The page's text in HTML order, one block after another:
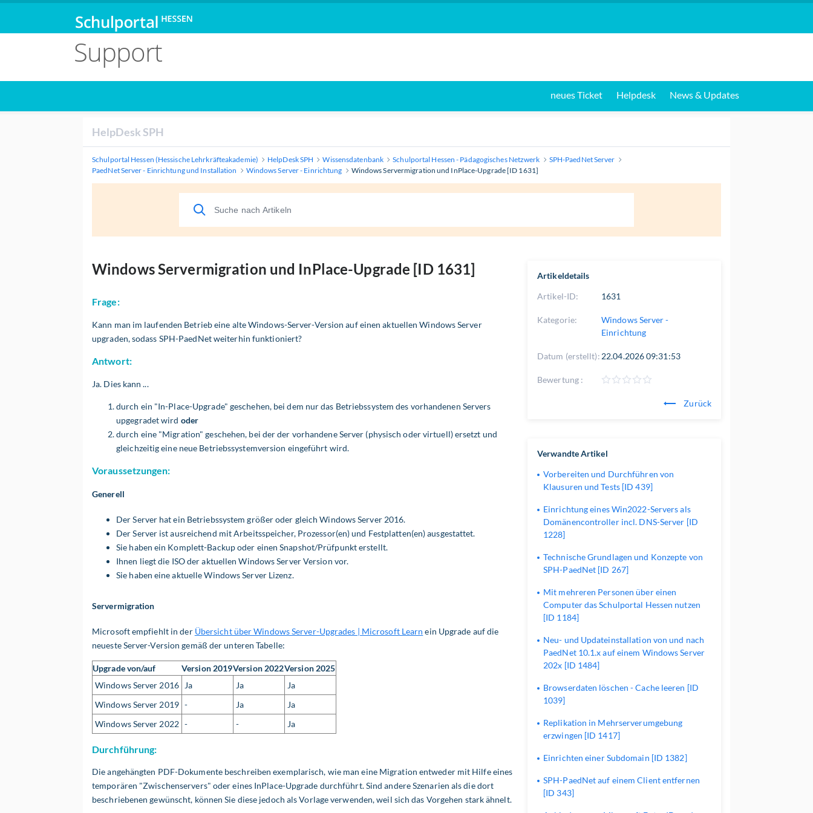
Support
neues Ticket Helpdesk News & Updates
HelpDesk SPH
Schulportal Hessen (Hessische Lehrkräfteakademie) HelpDesk SPH Wissensdatenbank Schulportal Hessen - Pädagogisches Netzwerk
SPH-PaedNet Server
PaedNet Server - Einrichtung und Installation
Windows Server - Einrichtung Windows Servermigration und InPlace-Upgrade [ID 1631]
Windows Servermigration und InPlace-Upgrade [ID 1631]
Frage:
Kann man im laufenden Betrieb eine alte Windows-Server-Version auf einen aktuellen Windows Server
upgraden, sodass SPH-PaedNet weiterhin funktioniert?
Antwort:
Ja. Dies kann ...
durch ein "In-Place-Upgrade" geschehen, bei dem nur das Betriebssystem des vorhandenen Servers
upgegradet wird oder
durch eine "Migration" geschehen, bei der der vorhandene Server (physisch oder virtuell) ersetzt und
gleichzeitig eine neue Betriebssystemversion eingeführt wird.
Voraussetzungen:
Generell
Der Server hat ein Betriebssystem größer oder gleich Windows Server 2016.
Der Server ist ausreichend mit Arbeitsspeicher, Prozessor(en) und Festplatten(en) ausgestattet.
Sie haben ein Komplett-Backup oder einen Snapshot/Prüfpunkt erstellt.
Ihnen liegt die ISO der aktuellen Windows Server Version vor.
Sie haben eine aktuelle Windows Server Lizenz.
Servermigration
Microsoft empfiehlt in der Übersicht über Windows Server-Upgrades | Microsoft Learn ein Upgrade auf die
neueste Server-Version gemäß der unteren Tabelle:
Upgrade von/auf Version 2019Version 2022Version 2025
Windows Server 2016
Ja Ja
Ja
Windows Server 2019 - Ja
Ja
Windows Server 2022 - - Ja
Durchführung:
Die angehängten PDF-Dokumente beschreiben exemplarisch, wie man eine Migration entweder mit Hilfe eines
temporären "Zwischenservers" oder eines InPlace-Upgrade durchführt. Sind andere Szenarien als die dort
beschriebenen gewünscht, können Sie diese jedoch als Vorlage verwenden, weil sich das Vorgehen stark ähnelt.
Artikeldetails
Artikel-ID: 1631
Kategorie:
Windows Server -
Einrichtung
Datum (erstellt): 22.04.2026 09:31:53
Bewertung :
Zurück
Verwandte Artikel
Vorbereiten und Durchführen von
Klausuren und Tests [ID 439]
Einrichtung eines Win2022-Servers als
Domänencontroller incl. DNS-Server [ID
1228]
Technische Grundlagen und Konzepte von
SPH-PaedNet [ID 267]
Mit mehreren Personen über einen
Computer das Schulportal Hessen nutzen
[ID 1184]
Neu- und Updateinstallation von und nach
PaedNet 10.1.x auf einem Windows Server
202x [ID 1484]
Browserdaten löschen - Cache leeren [ID
1039]
Replikation in Mehrserverumgebung
erzwingen [ID 1417]
Einrichten einer Subdomain [ID 1382]
SPH-PaedNet auf einem Client entfernen
[ID 343]